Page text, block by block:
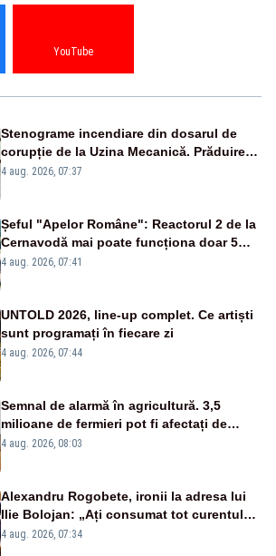
YouTube
Stenograme incendiare din dosarul de
corupție de la Uzina Mecanică. Prăduirea
banilor din programul SAFE, interceptată
4 aug. 2026, 07:37
Șeful "Apelor Române": Reactorul 2 de la
Cernavodă mai poate funcționa doar 5
zile
4 aug. 2026, 07:41
UNTOLD 2026, line-up complet. Ce artiști
sunt programați în fiecare zi
4 aug. 2026, 07:44
Semnal de alarmă în agricultură. 3,5
milioane de fermieri pot fi afectați de
strategia pentru conservarea
4 aug. 2026, 08:03
Alexandru Rogobete, ironii la adresa lui
Ilie Bolojan: „Ați consumat tot curentul
urmărind șobolani imaginari”
4 aug. 2026, 07:34